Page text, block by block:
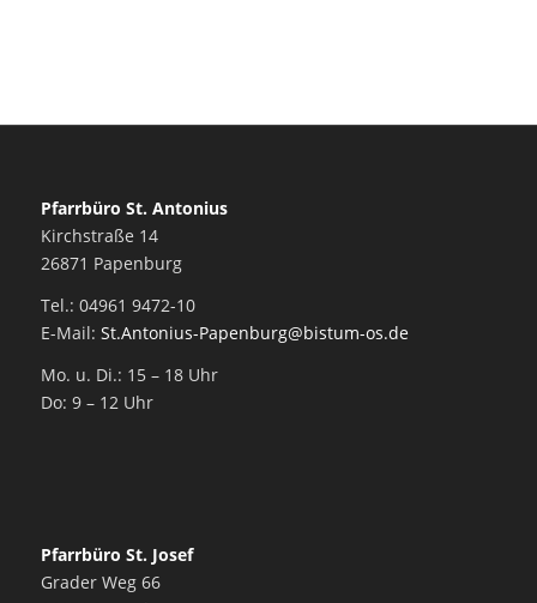
Pfarrbüro St. Antonius
Kirchstraße 14
26871 Papenburg
Tel.: 04961 9472-10
E-Mail: St.Antonius-Papenburg@bistum-os.de
Mo. u. Di.: 15 – 18 Uhr
Do: 9 – 12 Uhr
Pfarrbüro St. Josef
Grader Weg 66